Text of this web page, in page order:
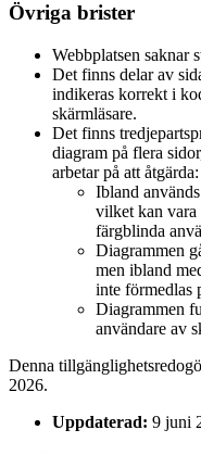
Övriga brister
Webbplatsen saknar
Det finns delar av
indikeras korrekt i
skärmläsare.
Det finns
diagram på flera
arbetar på att åtgärda:
Ibland
vilket kan vara
färgblinda
Diagrammen
men ibland
inte förmedlas
Diagrammen
användare av
Denna
2026.
Uppdaterad: 9 juni